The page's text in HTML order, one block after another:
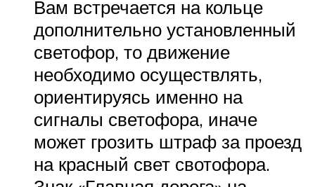
Вам встречается на кольце
дополнительно установленный
светофор, то движение
необходимо осуществлять,
ориентируясь именно на
сигналы светофора, иначе
может грозить штраф за проезд
на красный свет свотофора.